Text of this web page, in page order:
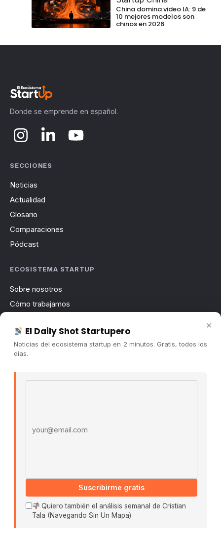
China domina video IA: 9 de
10 mejores modelos son
chinos en 2026
Donde se emprende en español.
SECCIONES
Noticias
Actualidad
Glosario
Comparaciones
Pódcast
ECOSISTEMA STARTUP
Sobre nosotros
Cómo trabajamos
Contacto
Publicidad
Es La Hora de Aprender ↗
Políticas De Privacidad · Términos De Uso
×
El Daily Shot Startupero
Noticias del ecosistema startup en 2 minutos. Gratis, todos los
días.
Suscribirme gratis
Quiero también el análisis semanal de Cristian
Tala (Navegando Sin Un Mapa)